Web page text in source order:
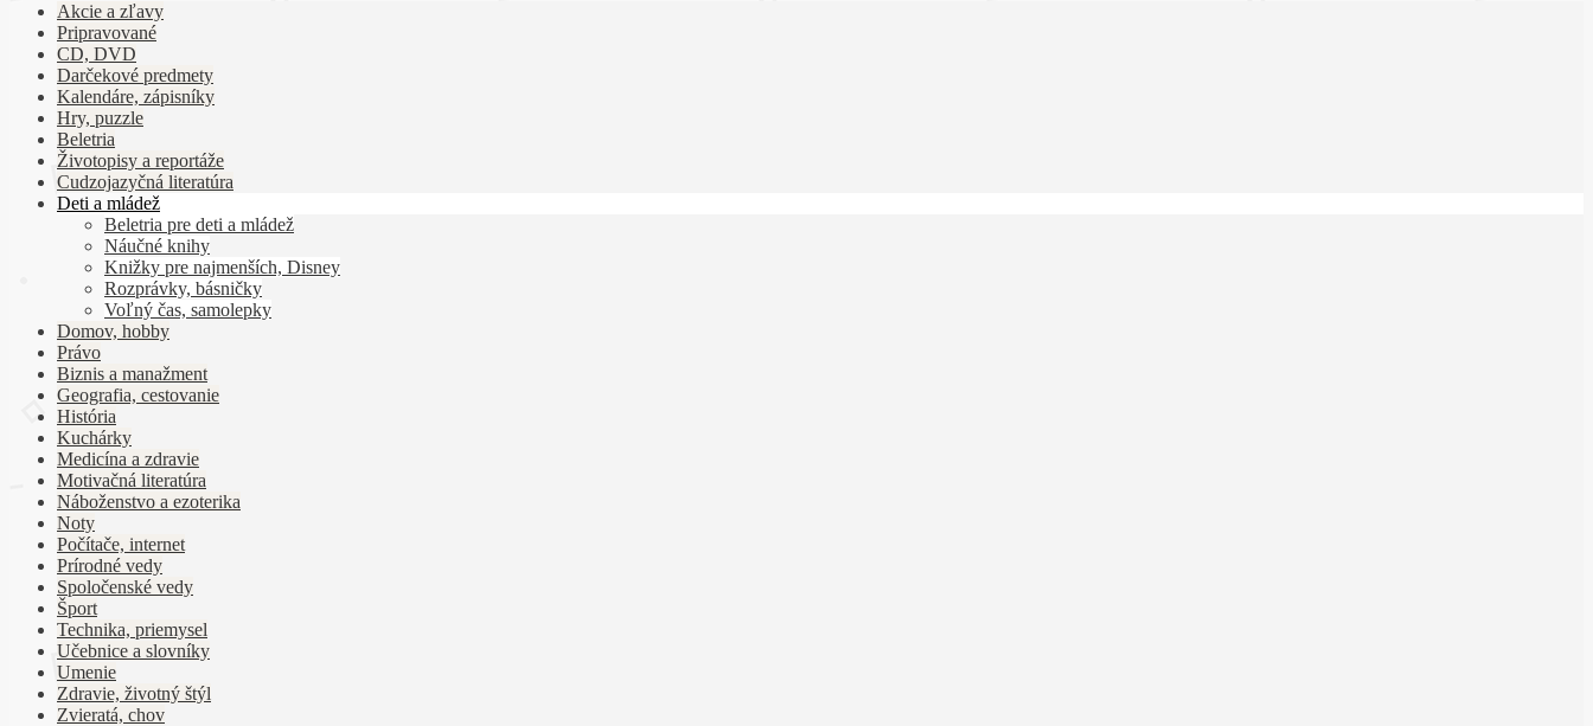
Akcie a zľavy
Pripravované
CD, DVD
Darčekové predmety
Kalendáre, zápisníky
Hry, puzzle
Beletria
Životopisy a reportáže
Cudzojazyčná literatúra
Deti a mládež
Beletria pre deti a mládež
Náučné knihy
Knižky pre najmenších, Disney
Rozprávky, básničky
Voľný čas, samolepky
Domov, hobby
Právo
Biznis a manažment
Geografia, cestovanie
História
Kuchárky
Medicína a zdravie
Motivačná literatúra
Náboženstvo a ezoterika
Noty
Počítače, internet
Prírodné vedy
Spoločenské vedy
Šport
Technika, priemysel
Učebnice a slovníky
Umenie
Zdravie, životný štýl
Zvieratá, chov